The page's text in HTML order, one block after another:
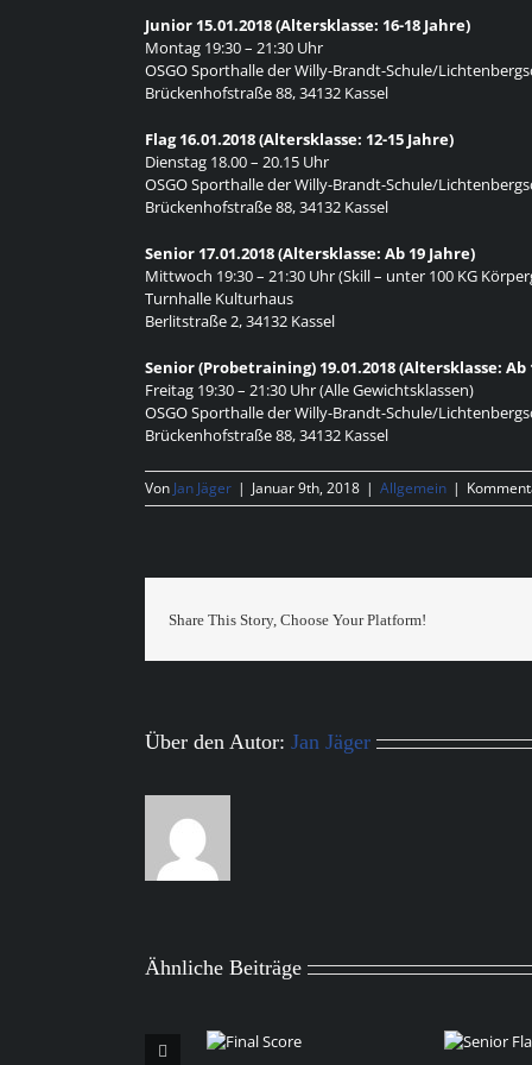
Junior 15.01.2018 (Altersklasse: 16-18 Jahre)
Montag 19:30 – 21:30 Uhr
OSGO Sporthalle der Willy-Brandt-Schule/
Brückenhofstraße 88, 34132 Kassel
Flag 16.01.2018 (Altersklasse: 12-15 Jahre)
Dienstag 18.00 – 20.15 Uhr
OSGO Sporthalle der Willy-Brandt-Schule/
Brückenhofstraße 88, 34132 Kassel
Senior 17.01.2018 (Altersklasse: Ab 19 Jahre)
Mittwoch 19:30 – 21:30 Uhr (Skill – unter 100 KG
Turnhalle Kulturhaus
Berlitstraße 2, 34132 Kassel
Senior (Probetraining) 19.01.2018 (Altersklasse: Ab
Freitag 19:30 – 21:30 Uhr (Alle Gewichtsklassen)
OSGO Sporthalle der Willy-Brandt-Schule/
Brückenhofstraße 88, 34132 Kassel
Von Jan Jäger | Januar 9th, 2018 | Allgemein |
Share This Story, Choose Your Platform!
Über den Autor: Jan Jäger
Ähnliche Beiträge